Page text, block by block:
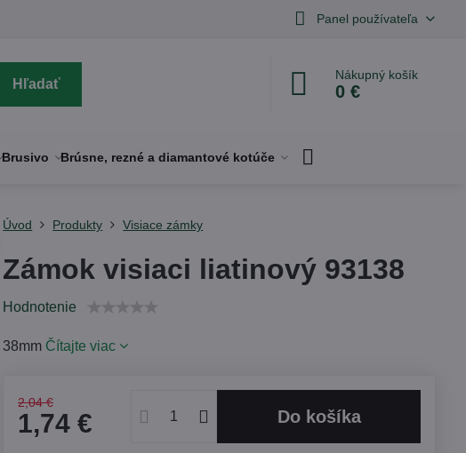
Panel používateľa
Hľadať
Nákupný košík
0 €
Brusivo Brúsne, rezné a diamantové kotúče
Úvod Produkty Visiace zámky
Zámok visiaci liatinový 93138
Hodnotenie
38mm Čítajte viac
2,04 €
1,74 € Do košíka